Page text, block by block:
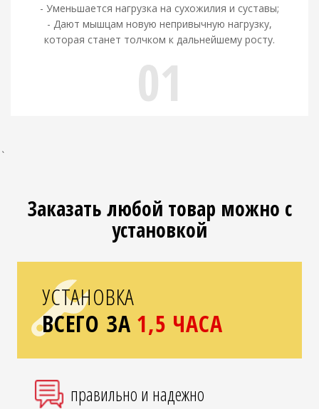
- Уменьшается нагрузка на сухожилия и суставы;
- Дают мышцам новую непривычную нагрузку,
которая станет толчком к дальнейшему росту.
01
`
Заказать любой товар можно с
установкой
УСТАНОВКА
ВСЕГО ЗА 1,5 ЧАСА
правильно и надежно